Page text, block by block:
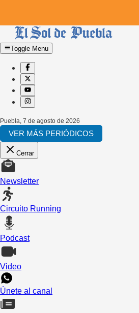
Toggle Menu
Puebla 7 de agosto de 2026
VER MÁS PERIÓDICOS
Cerrar
Newsletter
Circuito Running
Podcast
Video
Únete al canal